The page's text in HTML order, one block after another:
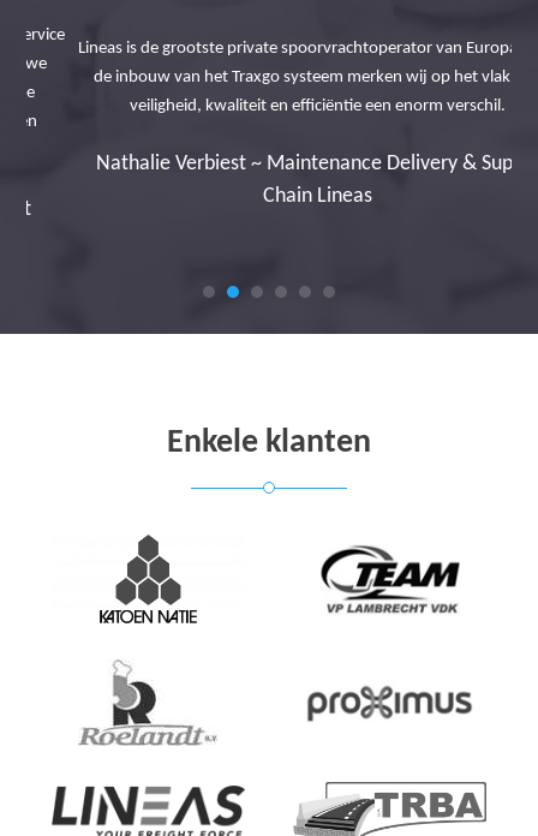
Lineas is de grootste private spoorvrachtoperator van Europa. Met
de inbouw van het Traxgo systeem merken wij op het vlak van
veiligheid, kwaliteit en efficiëntie een enorm verschil.
Nathalie Verbiest ~ Maintenance Delivery & Supply
Chain Lineas
Enkele klanten